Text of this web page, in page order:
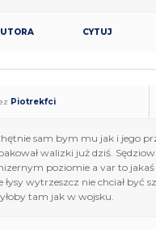
CYTUJ
Piotrekfci
sam bym mu jak i jego
walizki już dziś.
poziomie a var to jakaś
łysy wytrzeszcz nie chciał być
tam jak w wojsku.